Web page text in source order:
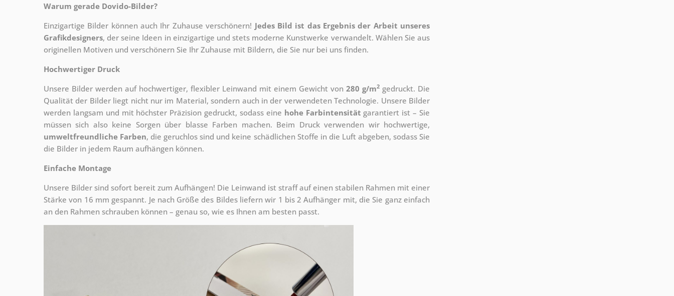
Warum gerade Dovido-Bilder?
Einzigartige Bilder können auch Ihr Zuhause verschönern! Jedes Bild ist das Ergebnis der Arbeit unseres
Grafikdesigners, der seine Ideen in einzigartige und stets moderne Kunstwerke verwandelt. Wählen Sie aus
originellen Motiven und verschönern Sie Ihr Zuhause mit Bildern, die Sie nur bei uns finden.
Hochwertiger Druck
Unsere Bilder werden auf hochwertiger, flexibler Leinwand mit einem Gewicht von 280 g/m2 gedruckt. Die
Qualität der Bilder liegt nicht nur im Material, sondern auch in der verwendeten Technologie. Unsere Bilder
werden langsam und mit höchster Präzision gedruckt, sodass eine hohe Farbintensität garantiert ist – Sie
müssen sich also keine Sorgen über blasse Farben machen. Beim Druck verwenden wir hochwertige,
umweltfreundliche Farben, die geruchlos sind und keine schädlichen Stoffe in die Luft abgeben, sodass Sie
die Bilder in jedem Raum aufhängen können.
Einfache Montage
Unsere Bilder sind sofort bereit zum Aufhängen! Die Leinwand ist straff auf einen stabilen Rahmen mit einer
Stärke von 16 mm gespannt. Je nach Größe des Bildes liefern wir 1 bis 2 Aufhänger mit, die Sie ganz einfach
an den Rahmen schrauben können – genau so, wie es Ihnen am besten passt.